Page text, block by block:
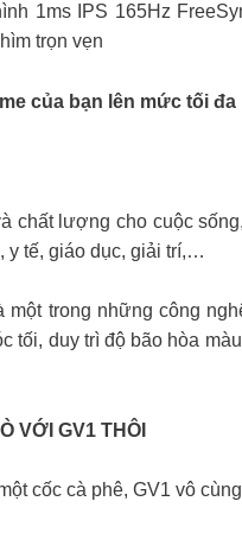
1ms IPS 165Hz
trọn vẹn
của bạn lên mức tối đa
chất lượng cho cuộc
y tế, giáo dục, giải trí,…
một trong những công
tối, duy trì độ bão hòa
VỚI GV1 THÔI
cốc cà phê, GV1 vô